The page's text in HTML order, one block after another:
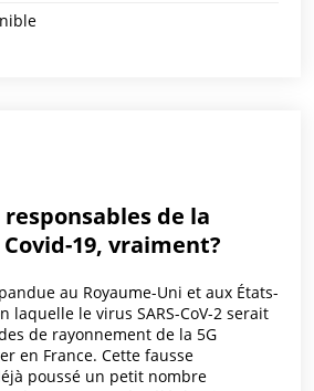
responsables de la
19, vraiment?
au Royaume-Uni et aux États-
laquelle le virus SARS-CoV-2 serait
de rayonnement de la 5G
en France. Cette fausse
poussé un petit nombre